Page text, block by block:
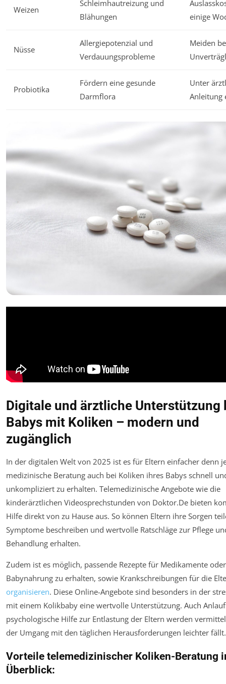
Weizen
Schleimhautreizung und
Blähungen
einige
Nüsse
Allergiepotenzial und
Verdauungsprobleme
Meiden
Probiotika
Fördern eine gesunde
Darmflora
Unter
Anleitung
Digitale und ärztliche Unterstützung
Babys mit Koliken – modern und
zugänglich
In der digitalen Welt von 2025 ist es für Eltern einfacher denn
medizinische Beratung auch bei Koliken ihres Babys schnell
unkompliziert zu erhalten. Telemedizinische Angebote wie die
kinderärztlichen Videosprechstunden von Doktor.De bieten
Hilfe direkt von zu Hause aus. So können Eltern ihre Sorgen
Symptome beschreiben und wertvolle Ratschläge zur Pflege
Behandlung erhalten.
Zudem ist es möglich, passende Rezepte für Medikamente
Babynahrung zu erhalten, sowie Krankschreibungen für die
organisieren. Diese Online-Angebote sind besonders in der
mit einem Kolikbaby eine wertvolle Unterstützung. Auch
psychologische Hilfe zur Entlastung der Eltern werden
der Umgang mit den täglichen Herausforderungen leichter fällt.
Vorteile telemedizinischer Koliken-Beratung
Überblick: